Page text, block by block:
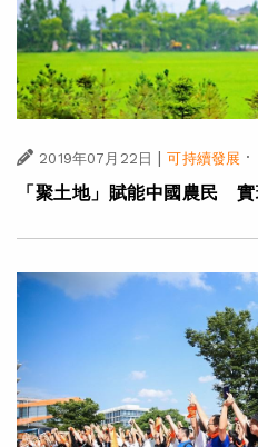
2019年07月22日 | 可持續發展 ·
「聚土地」賦能中國農民